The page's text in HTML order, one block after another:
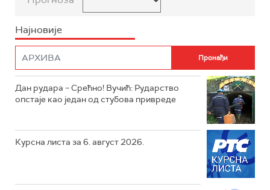
Најновије
Дан рудара – Срећно! Вучић: Рударство
опстаје као један од стубова привреде
Курсна листа за 6. август 2026.